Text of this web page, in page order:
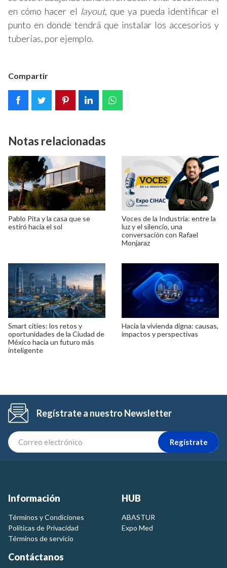
en cómo hacer el layout, que ya pueda identificar el
punto en donde tendrá que instalar los accesorios y
tuberías, por ejemplo.
Compartir
Notas relacionadas
Pablo Pita y la casa que se
estiró hacia el sol
Voces de la Industria: entre la
luz y el silencio, una
conversación con Rafael
Monjaraz
Smart cities: los retos y
oportunidades de la Ciudad de
México hacia un futuro más
inteligente
Hacia la vivienda digna: causas,
impactos y perspectivas
Regístrate a nuestro Newsletter
Regístrate
Información
Términos y Condiciones
Politicas de Privacidad
Términos de servicio
HUB
ABASTUR
Expo Med
Contáctanos